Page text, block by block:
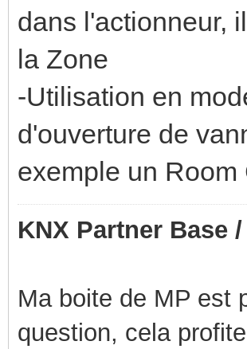
dans l'actionneur,
la Zone
-Utilisation en
d'ouverture de
exemple un
KNX Partner Base
Ma boite de MP est
question, cela